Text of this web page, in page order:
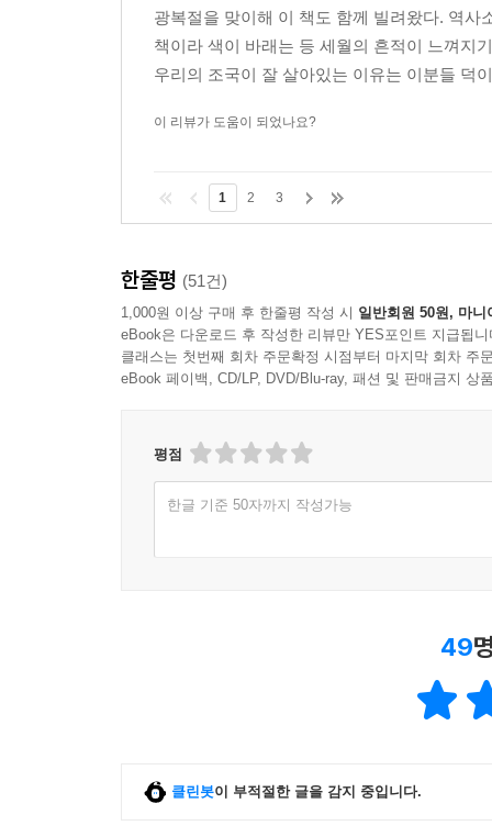
광복절을 맞이해 이 책도 함께 빌려왔다. 역
책이라 색이 바래는 등 세월의 흔적이 느껴지
우리의 조국이 잘 살아있는 이유는 이분들 덕
이 리뷰가 도움이 되었나요?
1 2 3
한줄평 (51건)
1,000원 이상 구매 후 한줄평 작성 시 일반회원 50원, 마니
eBook은 다운로드 후 작성한 리뷰만 YES포인트 지급됩니
클래스는 첫번째 회차 주문확정 시점부터 마지막 회차 주
eBook 페이백, CD/LP, DVD/Blu-ray, 패션 및 판매금지 상
평점
한글 기준 50자까지 작성가능
49
클린봇이 부적절한 글을 감지 중입니다.